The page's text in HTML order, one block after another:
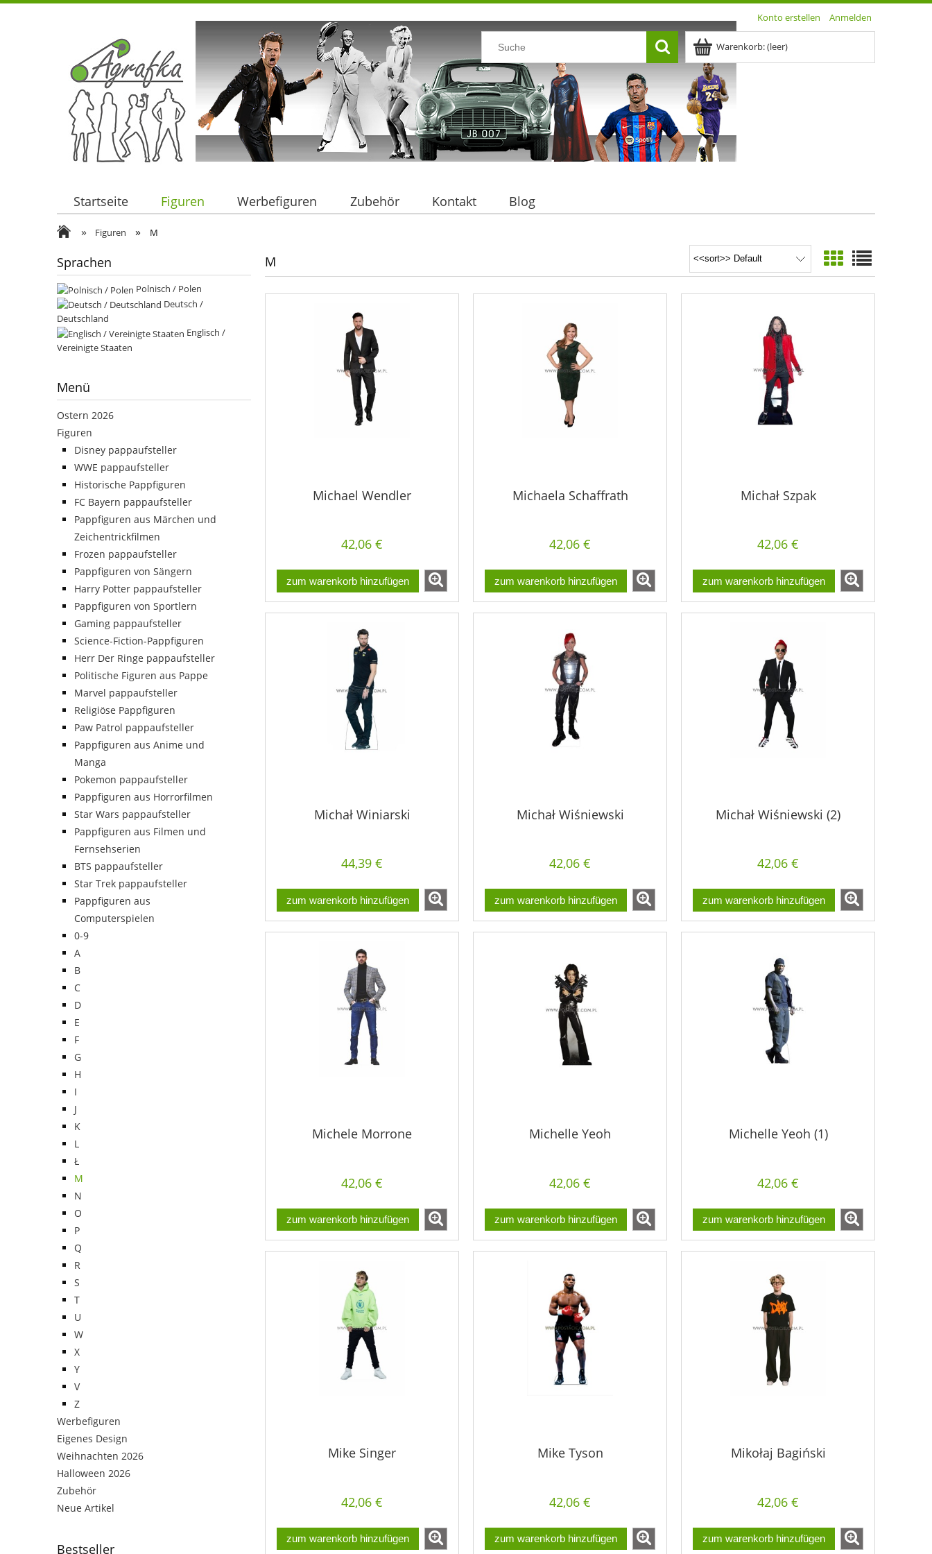
Konto erstellen Anmelden
Warenkorb:(leer)
Startseite Figuren Werbefiguren Zubehör Kontakt Blog
» Figuren » M
Sprachen
Polnisch / Polen
Deutsch /
Deutschland
Englisch /
Vereinigte Staaten
Menü
Ostern 2026
Figuren
Disney pappaufsteller
WWE pappaufsteller
Historische Pappfiguren
FC Bayern pappaufsteller
Pappfiguren aus Märchen und
Zeichentrickfilmen
Frozen pappaufsteller
Pappfiguren von Sängern
Harry Potter pappaufsteller
Pappfiguren von Sportlern
Gaming pappaufsteller
Science-Fiction-Pappfiguren
Herr Der Ringe pappaufsteller
Politische Figuren aus Pappe
Marvel pappaufsteller
Religiöse Pappfiguren
Paw Patrol pappaufsteller
Pappfiguren aus Anime und
Manga
Pokemon pappaufsteller
Pappfiguren aus Horrorfilmen
Star Wars pappaufsteller
Pappfiguren aus Filmen und
Fernsehserien
BTS pappaufsteller
Star Trek pappaufsteller
Pappfiguren aus
Computerspielen
0-9
A
B
C
D
E
F
G
H
I
J
K
L
Ł
M
N
O
P
Q
R
S
T
U
W
X
Y
V
Z
Werbefiguren
Eigenes Design
Weihnachten 2026
Halloween 2026
Zubehör
Neue Artikel
Bestseller
M
Michael Wendler
42,06 €
zum warenkorb hinzufügen
Michaela Schaffrath
42,06 €
zum warenkorb hinzufügen
Michał Szpak
42,06 €
zum warenkorb hinzufügen
Michał Winiarski
44,39 €
zum warenkorb hinzufügen
Michał Wiśniewski
42,06 €
zum warenkorb hinzufügen
Michał Wiśniewski (2)
42,06 €
zum warenkorb hinzufügen
Michele Morrone
42,06 €
zum warenkorb hinzufügen
Michelle Yeoh
42,06 €
zum warenkorb hinzufügen
Michelle Yeoh (1)
42,06 €
zum warenkorb hinzufügen
Mike Singer
42,06 €
zum warenkorb hinzufügen
Mike Tyson
42,06 €
zum warenkorb hinzufügen
Mikołaj Bagiński
42,06 €
zum warenkorb hinzufügen